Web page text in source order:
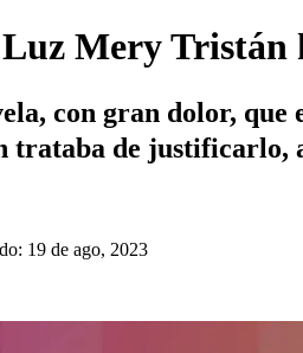
Mery Tristán
con gran dolor, que
de justificarlo,
19 de ago, 2023